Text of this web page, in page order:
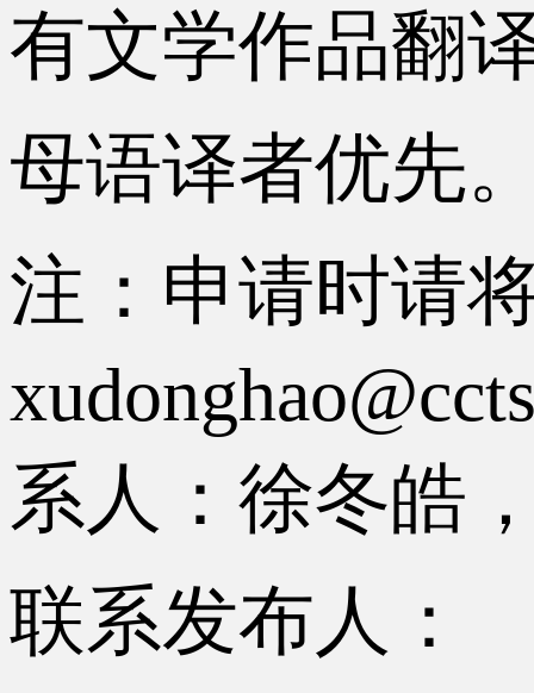
有文学作品翻
母语译者优先
注：申请时请
系人：徐冬皓
联系发布人：